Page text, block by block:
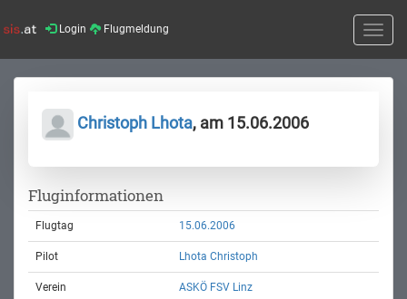
Login Flugmeldung
Toggle
Christoph Lhota, am 15.06.2006
Fluginformationen
Flugtag 15.06.2006
Pilot Lhota Christoph
Verein ASKÖ FSV Linz